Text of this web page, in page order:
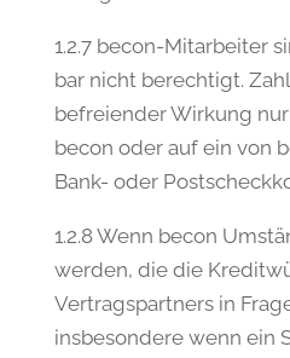
1.2.7 becon-Mitarbeiter
bar nicht berechtigt.
befreiender Wirkung
becon oder auf ein von
Bank- oder
1.2.8 Wenn becon
werden, die die
Vertragspartners in
insbesondere wenn ein